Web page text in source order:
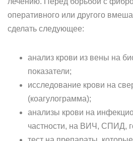
оперативного или другого
сделать следующее:
анализ крови из вены на
показатели;
исследование крови на
(коагулограмма);
анализы крови на
частности, на ВИЧ, СПИД,